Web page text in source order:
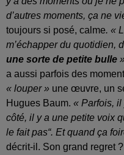
d’autres moments, ça ne
toujours si posé, calme. «
m’échapper du quotidien,
une sorte de petite bulle
a aussi parfois des
« louper » une œuvre, un
Hugues Baum. « Parfois, il
côté, il y a une petite voix
le fait pas“. Et quand ça
décrit-il. Son grand regret